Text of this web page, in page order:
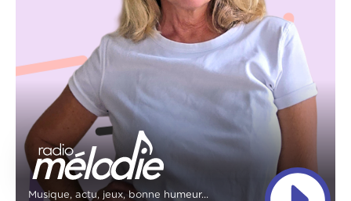
Musique, actu, jeux, bonne humeur...